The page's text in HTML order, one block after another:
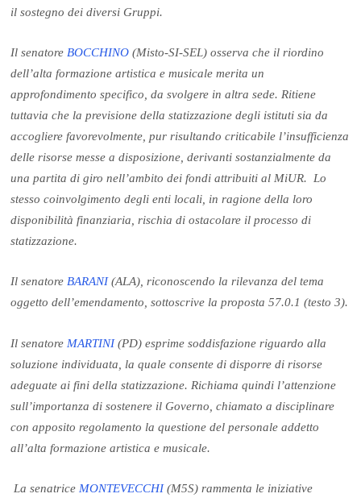
il sostegno dei diversi Gruppi.
Il senatore BOCCHINO (Misto-SI-SEL) osserva che il riordino
dell’alta formazione artistica e musicale merita un
approfondimento specifico, da svolgere in altra sede. Ritiene
tuttavia che la previsione della statizzazione degli istituti sia da
accogliere favorevolmente, pur risultando criticabile l’insufficienza
delle risorse messe a disposizione, derivanti sostanzialmente da
una partita di giro nell’ambito dei fondi attribuiti al MiUR. Lo
stesso coinvolgimento degli enti locali, in ragione della loro
disponibilità finanziaria, rischia di ostacolare il processo di
statizzazione.
Il senatoreBARANI(ALA), riconoscendo la rilevanza del tema
oggetto dell’emendamento, sottoscrive la proposta 57.0.1 (testo 3).
Il senatore MARTINI(PD) esprime soddisfazione riguardo alla
soluzione individuata, la quale consente di disporre di risorse
adeguate ai fini della statizzazione. Richiama quindi l’attenzione
sull’importanza di sostenere il Governo, chiamato a disciplinare
con apposito regolamento la questione del personale addetto
all’alta formazione artistica e musicale.
La senatrice MONTEVECCHI(M5S) rammenta le iniziative